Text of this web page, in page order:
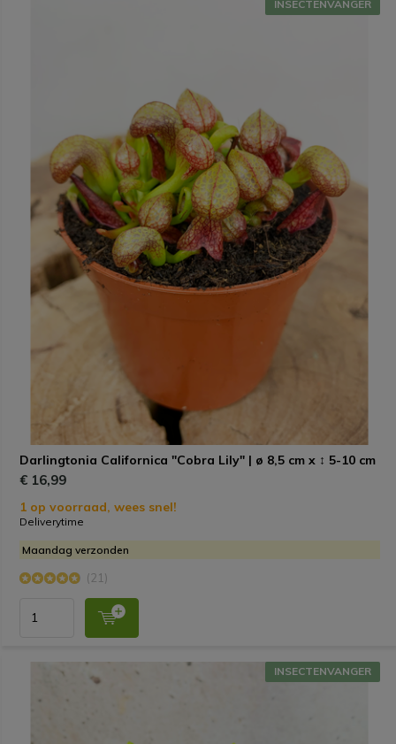
Darlingtonia Californica "Cobra Lily" | ø 8,5 cm x ↕ 5-10 cm
INSECTENVANGER
€ 16,99
1 op voorraad, wees snel!
Deliverytime
Maandag verzonden
(21)
INSECTENVANGER